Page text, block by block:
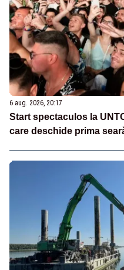
6 aug. 2026, 20:17
Start spectaculos la
care deschide prima